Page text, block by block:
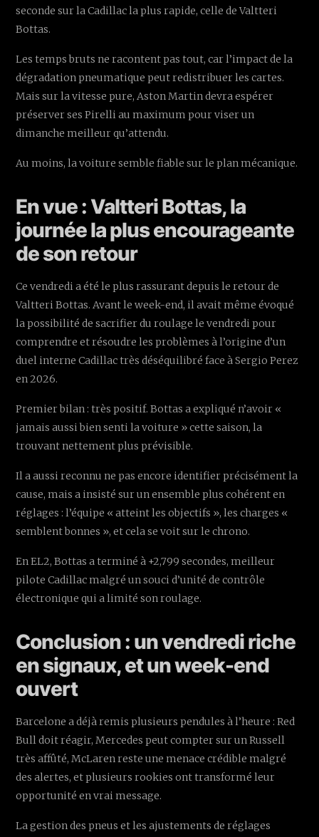
seconde sur la Cadillac la plus rapide, celle de Valtteri
Bottas.
Les temps bruts ne racontent pas tout, car l’impact de la
dégradation pneumatique peut redistribuer les cartes.
Mais sur la vitesse pure, Aston Martin devra espérer
préserver ses Pirelli au maximum pour viser un
dimanche meilleur qu’attendu.
Au moins, la voiture semble fiable sur le plan mécanique.
En vue : Valtteri Bottas, la
journée la plus encourageante
de son retour
Ce vendredi a été le plus rassurant depuis le retour de
Valtteri Bottas. Avant le week-end, il avait même évoqué
la possibilité de sacrifier du roulage le vendredi pour
comprendre et résoudre les problèmes à l’origine d’un
duel interne Cadillac très déséquilibré face à Sergio Perez
en 2026.
Premier bilan : très positif. Bottas a expliqué n’avoir «
jamais aussi bien senti la voiture » cette saison, la
trouvant nettement plus prévisible.
Il a aussi reconnu ne pas encore identifier précisément la
cause, mais a insisté sur un ensemble plus cohérent en
réglages : l’équipe « atteint les objectifs », les charges «
semblent bonnes », et cela se voit sur le chrono.
En EL2, Bottas a terminé à +2,799 secondes, meilleur
pilote Cadillac malgré un souci d’unité de contrôle
électronique qui a limité son roulage.
Conclusion : un vendredi riche
en signaux, et un week-end
ouvert
Barcelone a déjà remis plusieurs pendules à l’heure : Red
Bull doit réagir, Mercedes peut compter sur un Russell
très affûté, McLaren reste une menace crédible malgré
des alertes, et plusieurs rookies ont transformé leur
opportunité en vrai message.
La gestion des pneus et les ajustements de réglages